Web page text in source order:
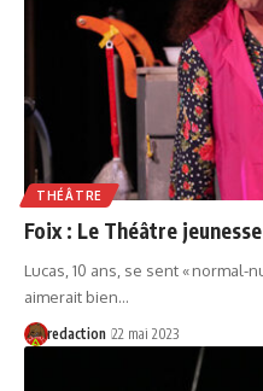
THÉÂTRE
Foix : Le Théâtre
Lucas, 10 ans, se sent «
aimerait bien…
redaction 22 mai 2023